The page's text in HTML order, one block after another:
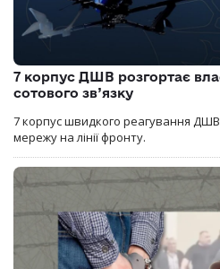
7 корпус ДШВ розгортає
сотового зв’язку
7 корпус швидкого реагування ДШВ
мережу на лінії фронту.